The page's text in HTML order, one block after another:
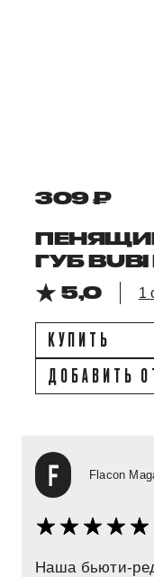
309 ₽
ГУБ BUBI
5,0
1
КУПИТЬ
ДОБАВИТЬ
Flacon
Наша бьюти-